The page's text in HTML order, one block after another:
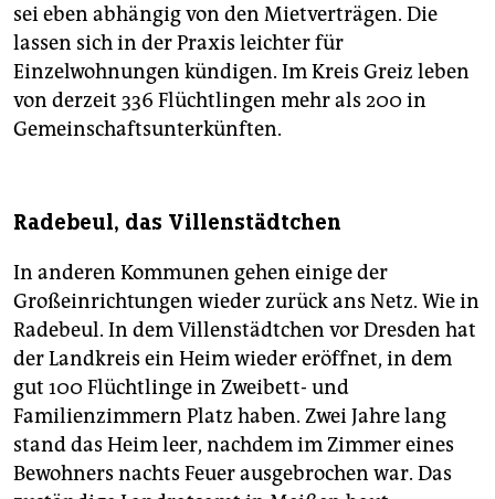
sei eben abhängig von den Mietverträgen. Die
lassen sich in der Praxis leichter für
Einzelwohnungen kündigen. Im Kreis Greiz leben
von derzeit 336 Flüchtlingen mehr als 200 in
Gemeinschaftsunterkünften.
Radebeul, das Villenstädtchen
In anderen Kommunen gehen einige der
Großeinrichtungen wieder zurück ans Netz. Wie in
Radebeul. In dem Villenstädtchen vor Dresden hat
der Landkreis ein Heim wieder eröffnet, in dem
gut 100 Flüchtlinge in Zweibett- und
Familienzimmern Platz haben. Zwei Jahre lang
stand das Heim leer, nachdem im Zimmer eines
Bewohners nachts Feuer ausgebrochen war. Das